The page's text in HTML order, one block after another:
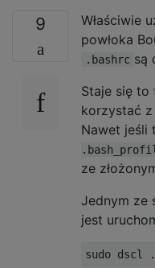
9 Właściwie
powłoka
.bashrc są
Staje się to
korzystać
Nawet jeśli
ze
Jednym ze
jest
sudo dscl .